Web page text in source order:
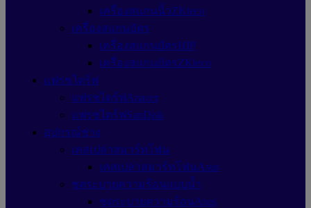
เครื่องสแกนนิ้วZKteco
เครื่องสแกนบัตร
เครื่องสแกนบัตรHIP
เครื่องสแกนบัตรZKteco
แฟรชไดร์ฟ
แฟรชไดร์ฟApacer
แฟรชไดร์ฟSanDisk
อุปกรณ์ช่าง
เคสเปล่าสมาร์ทโฟน
เคสเปล่าสมาร์ทโฟนAsus
ชุดระบายความร้อนแบบน้ำ
ชุดระบายความร้อนAsus